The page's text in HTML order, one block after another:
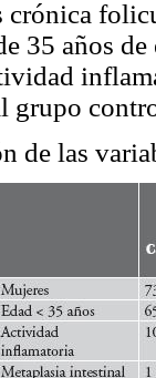
crónica
35 años
grupo
de las